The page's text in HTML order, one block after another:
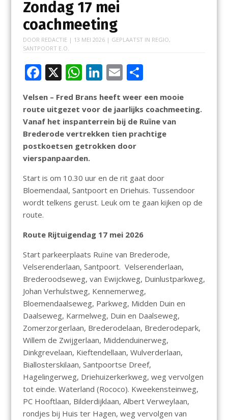
Zondag 17 mei
coachmeeting
DOOR REDACTIE | 13 MEI 2026| GEPLAATST IN REGIO,
SANTPOORT E.O.
F
e
b
o
o
k
X W
at
s
A
p
p
Li
k
e
dI
n
E
ai
l
D
e
n
Velsen – Fred Brans heeft weer een mooie
route uitgezet voor de jaarlijks coachmeeting.
Vanaf het inspanterrein bij de Ruïne van
Brederode vertrekken tien prachtige
postkoetsen getrokken door
vierspanpaarden.
Start is om 10.30 uur en de rit gaat door
Bloemendaal, Santpoort en Driehuis. Tussendoor
wordt telkens gerust. Leuk om te gaan kijken op de
route.
Route Rijtuigendag 17 mei 2026
Start parkeerplaats Ruïne van Brederode,
Velserenderlaan, Santpoort. Velserenderlaan,
Brederoodseweg, van Ewijckweg, Duinlustparkweg,
Johan Verhulstweg, Kennemerweg,
Bloemendaalseweg, Parkweg, Midden Duin en
Daalseweg, Karmelweg, Duin en Daalseweg,
Zomerzorgerlaan, Brederodelaan, Brederodepark,
Willem de Zwijgerlaan, Middenduinerweg,
Dinkgrevelaan, Kieftendellaan, Wulverderlaan,
Biallosterskilaan, Santpoortse Dreef,
Hagelingerweg, Driehuizerkerkweg, weg vervolgen
tot einde. Waterland (Rococo). Kweekensteinweg,
PC Hooftlaan, Bilderdijklaan, Albert Verweylaan,
rondjes bij Huis ter Hagen, weg vervolgen van